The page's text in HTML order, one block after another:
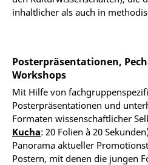
inhaltlicher als auch in
Posterpräsentationen,
Workshops
Mit Hilfe von
Posterpräsentationen und
Formaten wissenschaftlicher
Kucha: 20 Folien à 20
Panorama aktueller
Postern, mit denen die jungen